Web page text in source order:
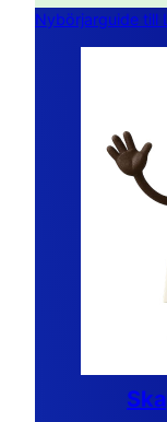
Nybörjarguide till